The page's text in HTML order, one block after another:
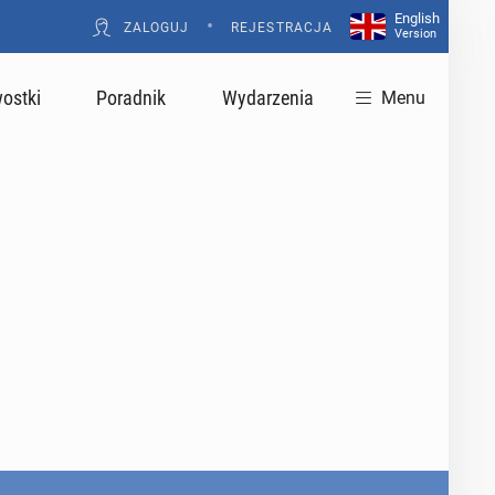
ZALOGUJ • REJESTRACJA
English
Version
Poradnik Wydarzenia Menu